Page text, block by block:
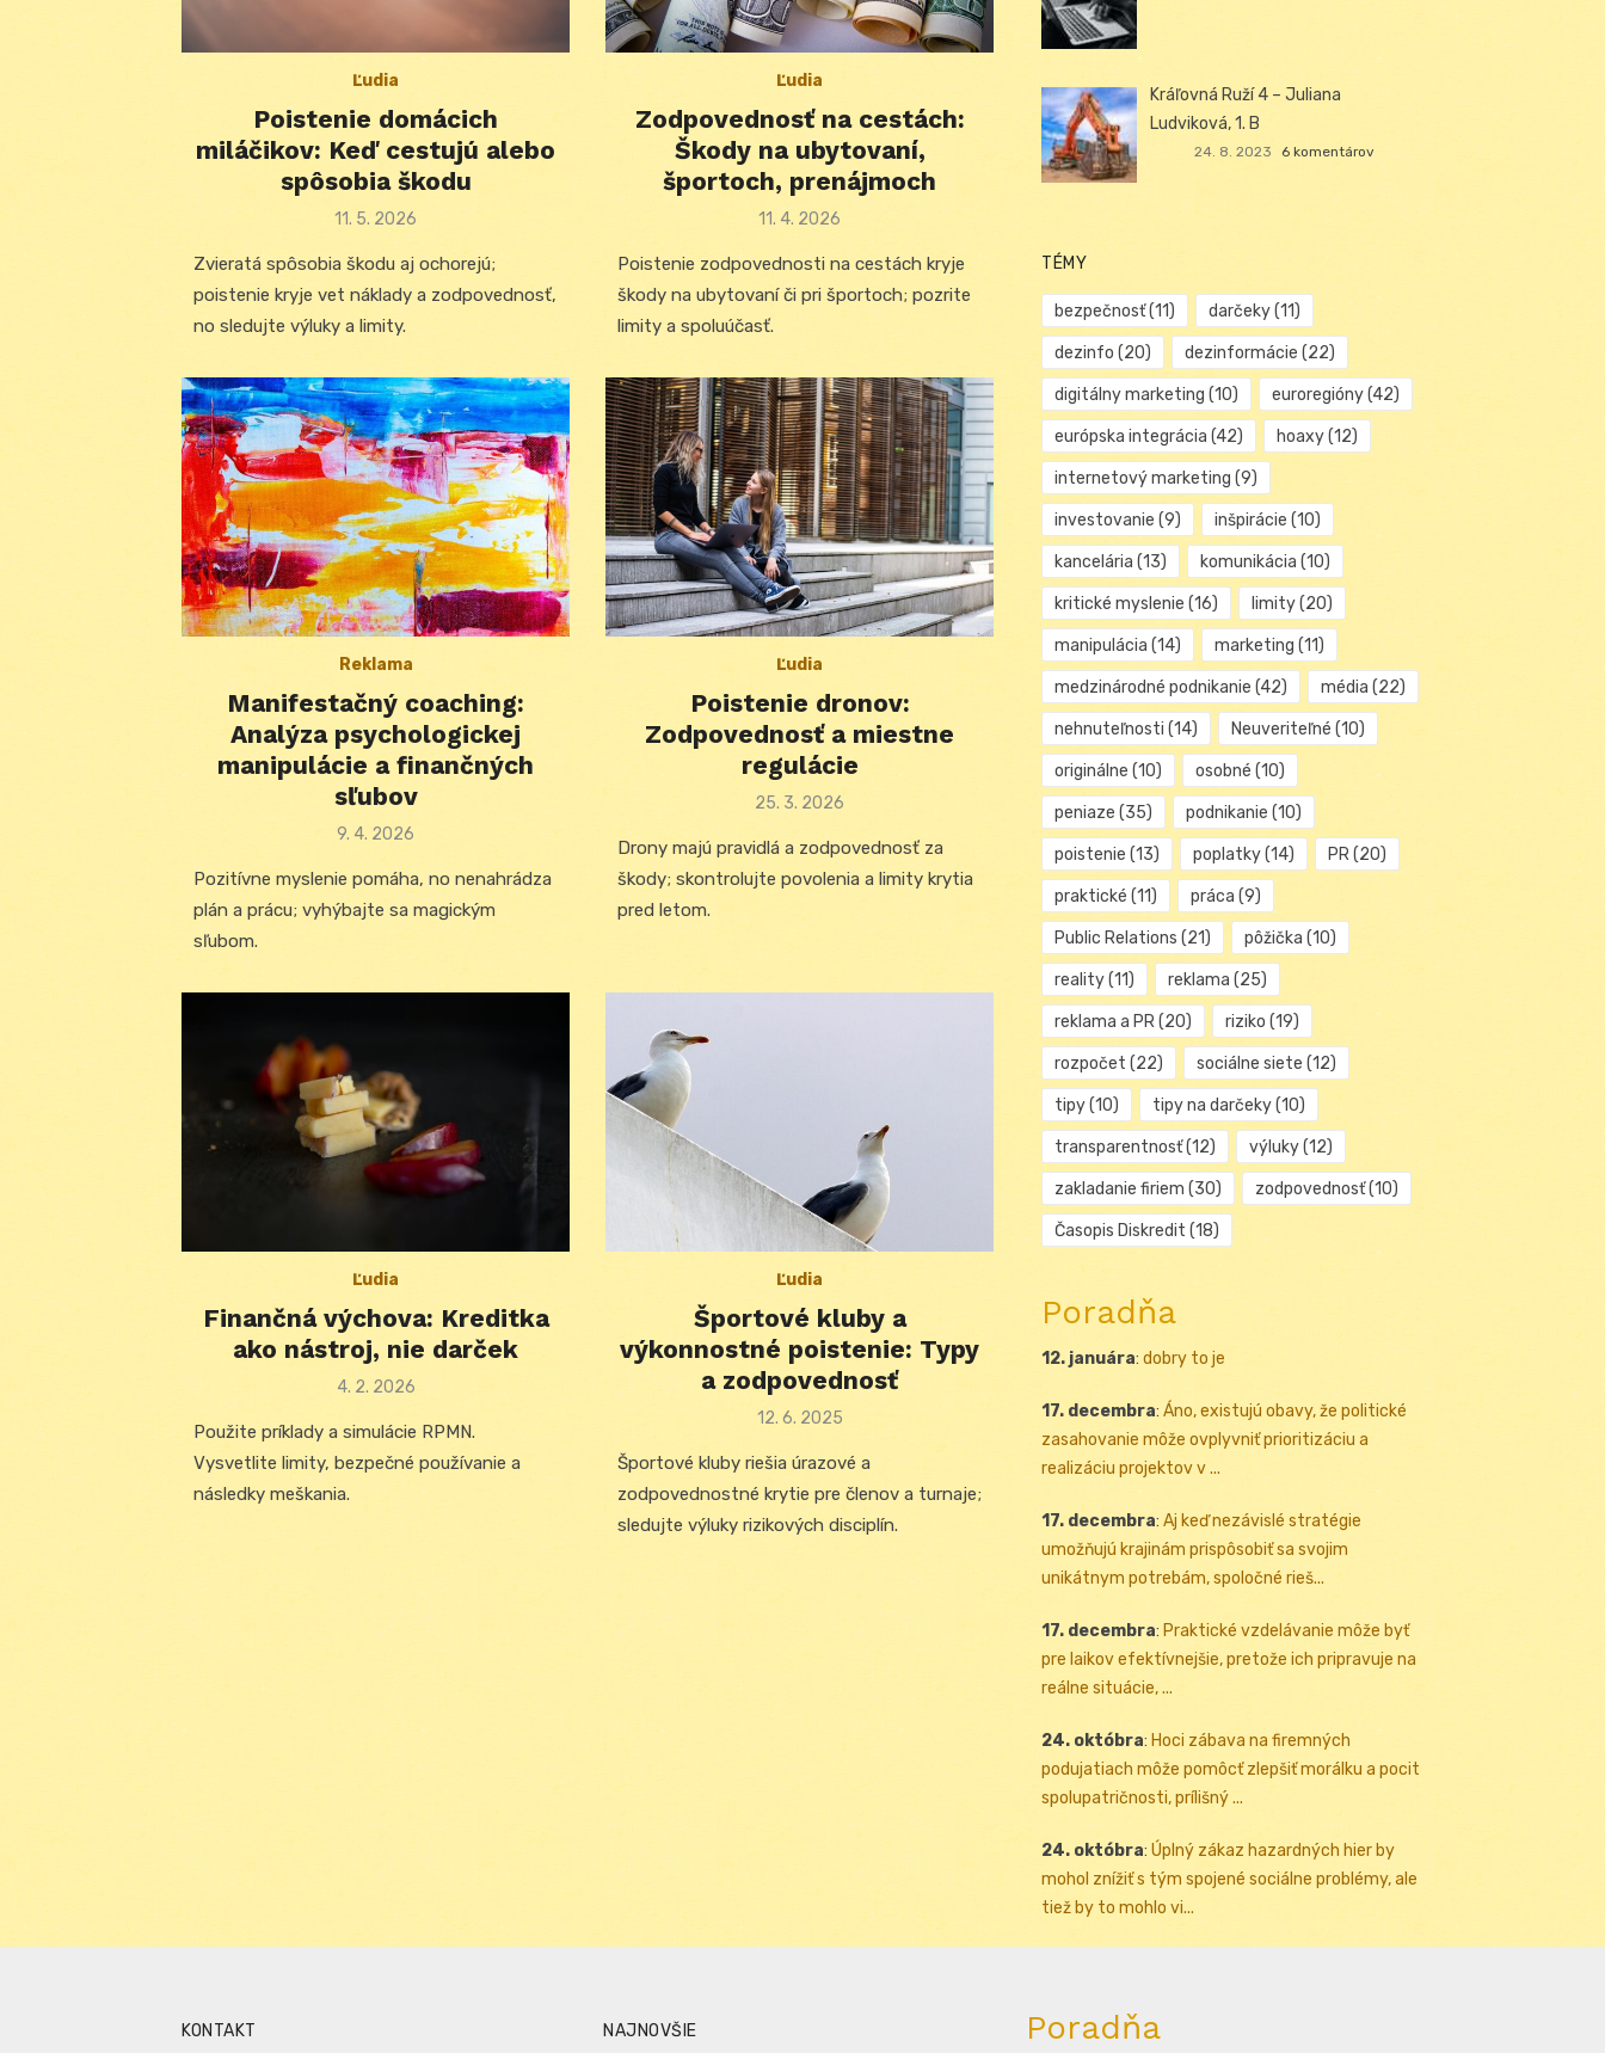
Ľudia
Poistenie domácich
miláčikov: Keď cestujú alebo
spôsobia škodu
Posted
11. 5. 2026
Zvieratá spôsobia škodu aj ochorejú;
poistenie kryje vet náklady a zodpovednosť,
no sledujte výluky a limity.
Ľudia
Zodpovednosť na cestách:
Škody na ubytovaní,
športoch, prenájmoch
Posted
11. 4. 2026
Poistenie zodpovednosti na cestách kryje
škody na ubytovaní či pri športoch; pozrite
limity a spoluúčasť.
Reklama
Manifestačný coaching:
Analýza psychologickej
manipulácie a finančných
sľubov
Posted
9. 4. 2026
Pozitívne myslenie pomáha, no nenahrádza
plán a prácu; vyhýbajte sa magickým
sľubom.
Ľudia
Poistenie dronov:
Zodpovednosť a miestne
regulácie
Posted
25. 3. 2026
Drony majú pravidlá a zodpovednosť za
škody; skontrolujte povolenia a limity krytia
pred letom.
Ľudia
Finančná výchova: Kreditka
ako nástroj, nie darček
Posted
4. 2. 2026
Použite príklady a simulácie RPMN.
Vysvetlite limity, bezpečné používanie a
následky meškania.
Ľudia
Športové kluby a
výkonnostné poistenie: Typy
a zodpovednosť
Posted
12. 6. 2025
Športové kluby riešia úrazové a
zodpovednostné krytie pre členov a turnaje;
sledujte výluky rizikových disciplín.
Kráľovná Ruží 4 – Juliana
Ludviková, 1. B
24. 8. 2023 6 komentárov
TÉMY
bezpečnosť(11) darčeky(11)
dezinfo (20) dezinformácie (22)
digitálny marketing (10) euroregióny(42)
európska integrácia (42) hoaxy(12)
internetový marketing (9)
investovanie (9) inšpirácie (10)
kancelária (13) komunikácia (10)
kritické myslenie (16) limity(20)
manipulácia (14) marketing (11)
medzinárodné podnikanie (42) média (22)
nehnuteľnosti (14) Neuveriteľné (10)
originálne (10) osobné (10)
peniaze (35) podnikanie (10)
poistenie (13) poplatky(14) PR(20)
praktické (11) práca (9)
Public Relations (21) pôžička (10)
reality(11) reklama (25)
reklama a PR(20) riziko (19)
rozpočet (22) sociálne siete (12)
tipy(10) tipy na darčeky(10)
transparentnosť(12) výluky(12)
zakladanie firiem (30) zodpovednosť(10)
Časopis Diskredit (18)
Poradňa
12. januára: dobry to je
17. decembra: Áno, existujú obavy, že politické
zasahovanie môže ovplyvniť prioritizáciu a
realizáciu projektov v ...
17. decembra: Aj keď nezávislé stratégie
umožňujú krajinám prispôsobiť sa svojim
unikátnym potrebám, spoločné rieš...
17. decembra: Praktické vzdelávanie môže byť
pre laikov efektívnejšie, pretože ich pripravuje na
reálne situácie, ...
24. októbra: Hoci zábava na firemných
podujatiach môže pomôcť zlepšiť morálku a pocit
spolupatričnosti, prílišný ...
24. októbra: Úplný zákaz hazardných hier by
mohol znížiť s tým spojené sociálne problémy, ale
tiež by to mohlo vi...
KONTAKT NAJNOVŠIE Poradňa